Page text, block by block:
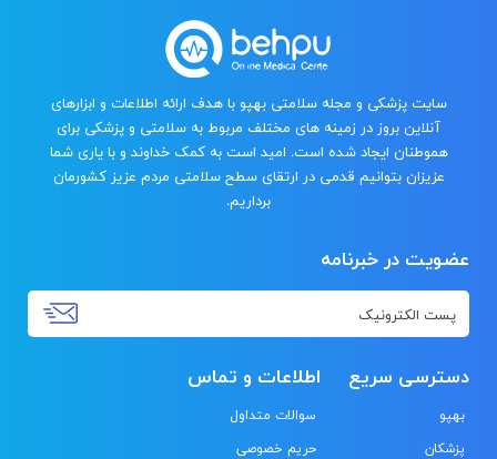
سایت پزشکی و مجله سلامتی بهپو با هدف ارائه اطلاعات و ابزارهای
آنلاین بروز در زمینه های مختلف مربوط به سلامتی و پزشکی برای
هموطنان ایجاد شده است. امید است به کمک خداوند و با یاری شما
عزیزان بتوانیم قدمی در ارتقای سطح سلامتی مردم عزیز کشورمان
برداریم.
عضویت در خبرنامه
دسترسی سریع
بهپو
پزشکان
اطلاعات و تماس
سوالات متداول
حریم خصوصی